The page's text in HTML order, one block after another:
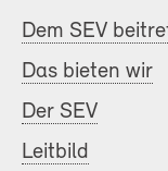
Dem SEV
Das bieten wir
Der SEV
Leitbild